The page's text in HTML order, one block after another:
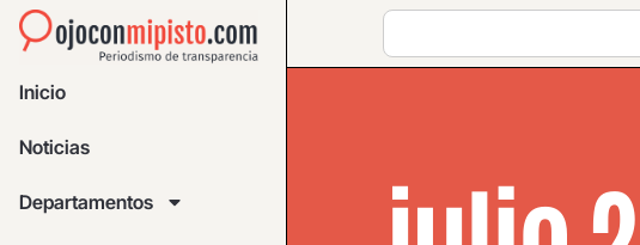
Inicio
Noticias
Departamentos